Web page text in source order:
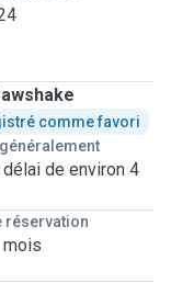
comme favori
délai de environ 4
réservation
mois